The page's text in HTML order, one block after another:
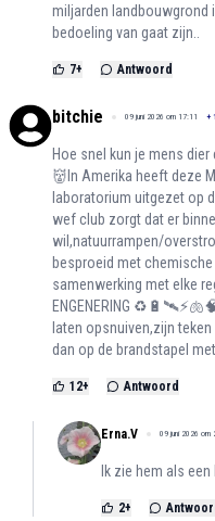
miljarden landbouwgrond
bedoeling van gaat zijn..
7+ Antwoord
bitchie 09 juni 2026 om 17:11 +
Hoe snel kun je mens
👹In Amerika heeft deze
laboratorium uitgezet op
wef club zorgt dat er
wil,natuurrampen/
besproeid met
samenwerking met elke
ENGENERING
laten opsnuiven,zijn
dan op de brandstapel
12+ Antwoord
Erna.V 09 juni 2026 om
Ik zie hem als
2+